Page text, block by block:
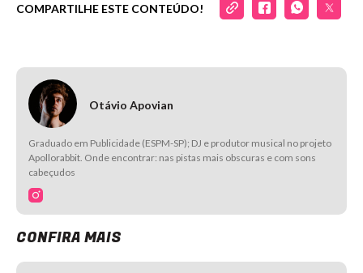
COMPARTILHE ESTE CONTEÚDO!
Otávio Apovian
Graduado em Publicidade (ESPM-SP); DJ e produtor musical no projeto
Apollorabbit. Onde encontrar: nas pistas mais obscuras e com sons
cabeçudos
CONFIRA MAIS